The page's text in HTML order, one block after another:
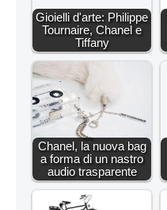
Gioielli d'arte: Philippe
Tournaire, Chanel e
Tiffany
Chanel, la nuova bag
a forma di un nastro
audio trasparente